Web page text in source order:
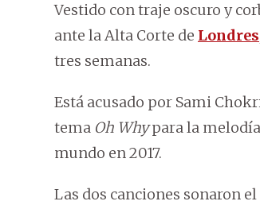
Vestido con traje oscuro y
ante la Alta Corte de Londres
tres semanas.
Está acusado por Sami
tema Oh Whypara la
mundo en 2017.
Las dos canciones sonaron